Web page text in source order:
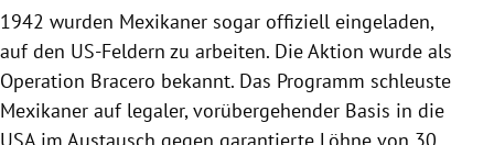
1942 wurden Mexikaner sogar offiziell eingeladen,
auf den US-Feldern zu arbeiten. Die Aktion wurde als
Operation Bracero bekannt. Das Programm schleuste
Mexikaner auf legaler, vorübergehender Basis in die